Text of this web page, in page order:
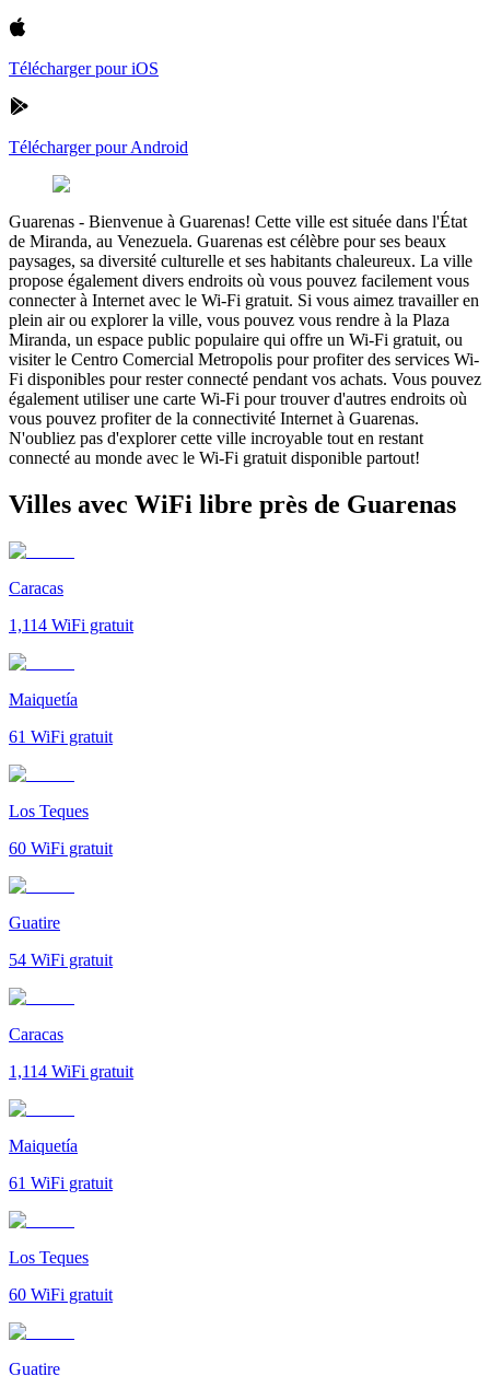
Télécharger pour iOS
Télécharger pour Android
Guarenas - Bienvenue à Guarenas! Cette ville est située dans l'État
de Miranda, au Venezuela. Guarenas est célèbre pour ses beaux
paysages, sa diversité culturelle et ses habitants chaleureux. La ville
propose également divers endroits où vous pouvez facilement vous
connecter à Internet avec le Wi-Fi gratuit. Si vous aimez travailler en
plein air ou explorer la ville, vous pouvez vous rendre à la Plaza
Miranda, un espace public populaire qui offre un Wi-Fi gratuit, ou
visiter le Centro Comercial Metropolis pour profiter des services Wi-
Fi disponibles pour rester connecté pendant vos achats. Vous pouvez
également utiliser une carte Wi-Fi pour trouver d'autres endroits où
vous pouvez profiter de la connectivité Internet à Guarenas.
N'oubliez pas d'explorer cette ville incroyable tout en restant
connecté au monde avec le Wi-Fi gratuit disponible partout!
Villes avec WiFi libre près de Guarenas
Caracas
1,114 WiFi gratuit
Maiquetía
61 WiFi gratuit
Los Teques
60 WiFi gratuit
Guatire
54 WiFi gratuit
Caracas
1,114 WiFi gratuit
Maiquetía
61 WiFi gratuit
Los Teques
60 WiFi gratuit
Guatire